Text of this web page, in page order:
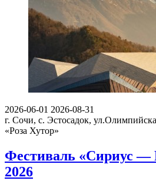
2026-06-01 2026-08-31
г. Сочи, с. Эстосадок,
«Роза Хутор»
Фестиваль «Сириус —
2026